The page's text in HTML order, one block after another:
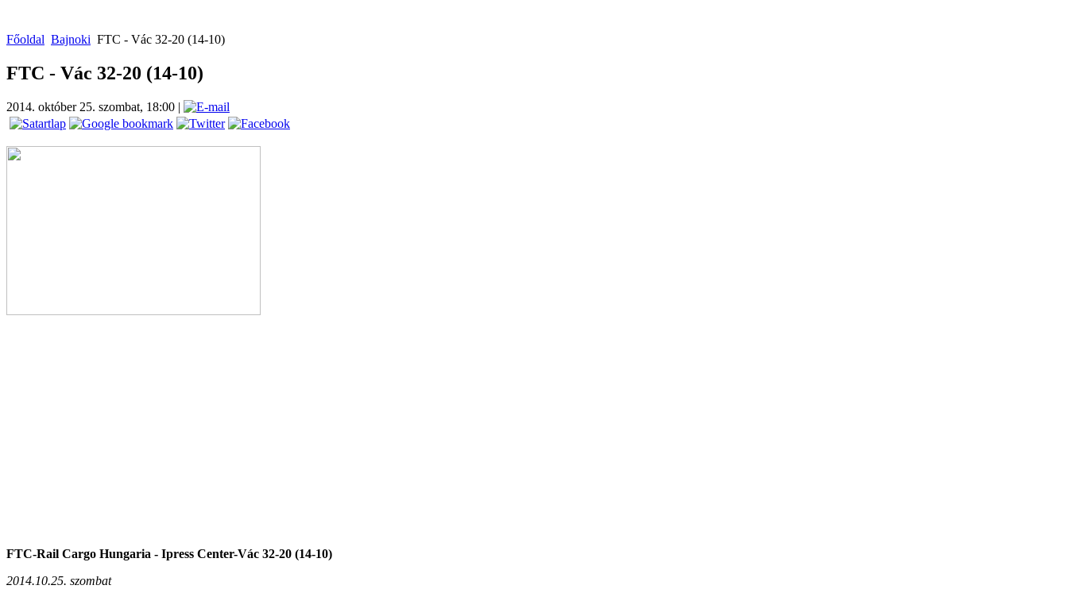
Főoldal Bajnoki FTC - Vác 32-20 (14-10)
FTC - Vác 32-20 (14-10)
2014. október 25. szombat, 18:00 |
FTC-Rail Cargo Hungaria - Ipress Center-Vác 32-20 (14-10)
2014.10.25. szombat